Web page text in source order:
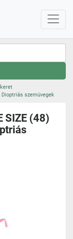
Dioptriás szemüvegek
SIZE (48)